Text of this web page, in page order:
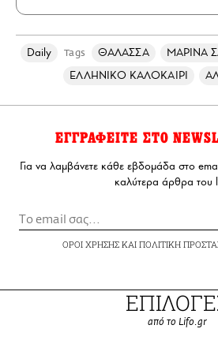
Daily Tags ΘΑΛΑΣΣΑ ΜΑΡΙΝΑ
ΕΛΛΗΝΙΚΟ ΚΑΛΟΚΑΙΡΙ
ΕΓΓΡΑΦΕΙΤΕ ΣΤΟ
Για να λαμβάνετε κάθε εβδομάδα στο
καλύτερα άρθρα του
ΟΡΟΙ ΧΡΗΣΗΣΚΑΙ ΠΟΛΙΤΙΚΗ
από το Lifo.gr